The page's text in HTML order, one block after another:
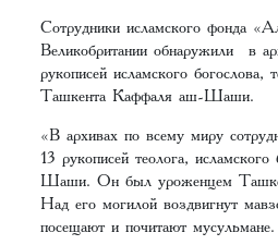
Сотрудники исламского фонда
Великобритании обнаружили в
рукописей исламского богослова,
Ташкента Каффаля аш-Шаши.
«В архивах по всему миру
13 рукописей теолога,
Шаши. Он был уроженцем
Над его могилой воздвигнут
посещают и почитают